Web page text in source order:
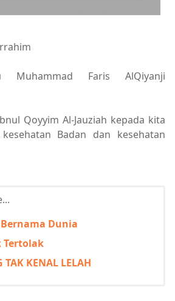
Faris AlQiyanji
Qoyyim Al-Jauziah kepada kita
Badan dan kesehatan
Dunia
Tertolak
KENAL LELAH